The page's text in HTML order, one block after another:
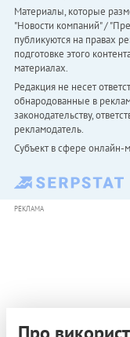
Материалы, которые
"Новости компаний" /
публикуются на правах
подготовке этого
материалах.
Редакция не несет
обнародованные в
законодательству,
рекламодатель.
Субъект в сфере
РЕКЛАМА